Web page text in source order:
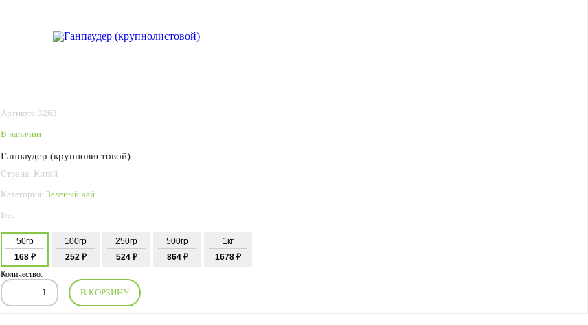
Артикул: 3263
В наличии
Ганпаудер (крупнолистовой)
Страна: Китай
Категория: Зелёный чай
Вес:
50гр
168 ₽
100гр
252 ₽
250гр
524 ₽
500гр
864 ₽
1кг
1678 ₽
Количество:
В КОРЗИНУ